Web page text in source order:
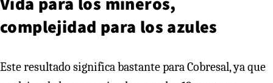
complejidad para los azules
Este resultado significa bastante para Cobresal, ya que